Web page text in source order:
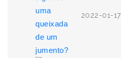
2022-01-17